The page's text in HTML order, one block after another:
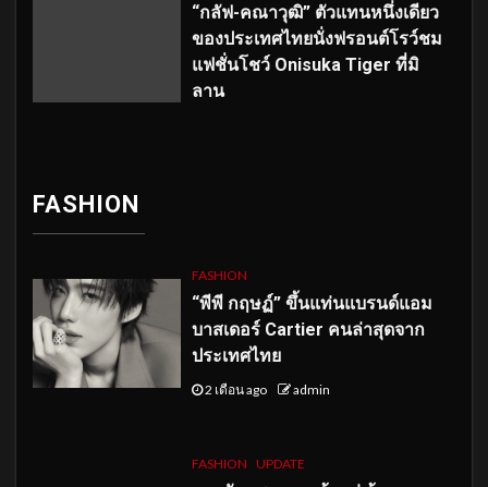
“กลัฟ-คณาวุฒิ” ตัวแทนหนึ่งเดียว
ของประเทศไทยนั่งฟรอนต์โรว์ชม
แฟชั่นโชว์ Onisuka Tiger ที่มิ
ลาน
FASHION
FASHION
“พีพี กฤษฏ์” ขึ้นแท่นแบรนด์แอม
บาสเดอร์ Cartier คนล่าสุดจาก
ประเทศไทย
2 เดือน ago admin
FASHION UPDATE